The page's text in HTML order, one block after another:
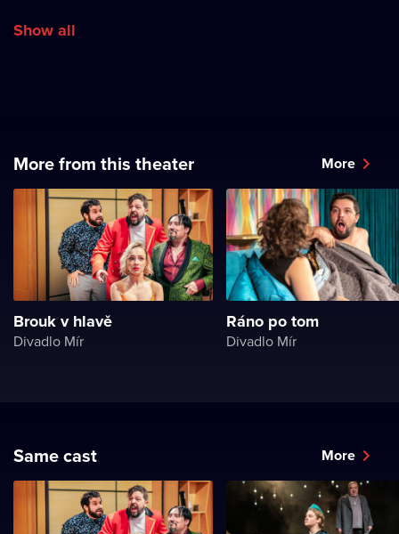
Show all
More from this theater More
Brouk v hlavě
Divadlo Mír
Ráno po tom
Divadlo Mír
Same cast More